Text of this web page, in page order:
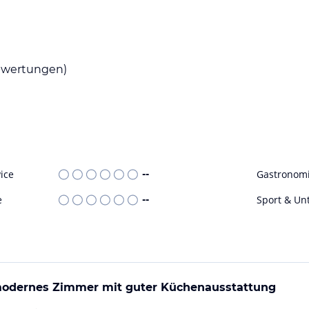
Gewähr. Bitte lies vor der Buchung die
--
-- Sport &
Zimmer mit guter Küchenausstattung